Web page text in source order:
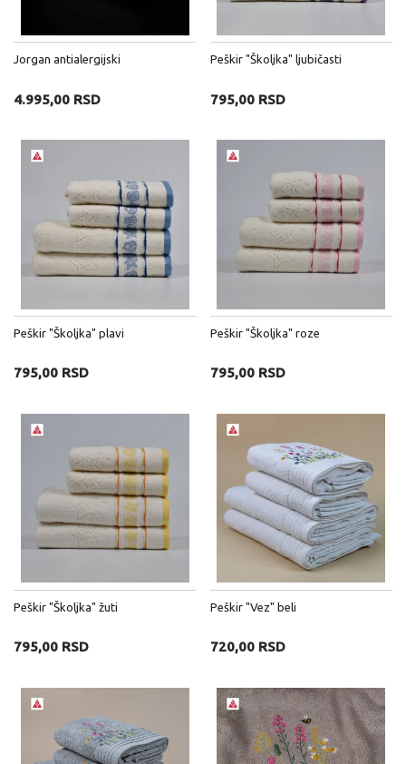
Jorgan antialergijski
4.995,00 RSD
Peškir "Školjka" ljubičasti
795,00 RSD
Peškir "Školjka" plavi
795,00 RSD
Peškir "Školjka" roze
795,00 RSD
Peškir "Školjka" žuti
795,00 RSD
Peškir "Vez" beli
720,00 RSD